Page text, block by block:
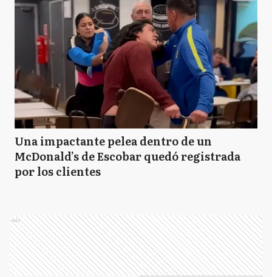
Una impactante pelea dentro de un
McDonald’s de Escobar quedó registrada
por los clientes
Ads